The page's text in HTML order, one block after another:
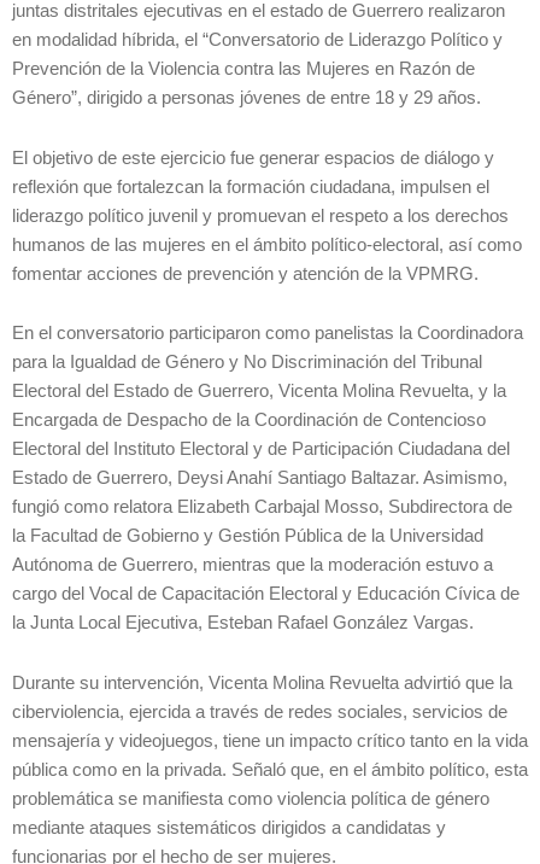
juntas distritales ejecutivas en el estado de Guerrero realizaron
en modalidad híbrida, el “Conversatorio de Liderazgo Político y
Prevención de la Violencia contra las Mujeres en Razón de
Género”, dirigido a personas jóvenes de entre 18 y 29 años.
El objetivo de este ejercicio fue generar espacios de diálogo y
reflexión que fortalezcan la formación ciudadana, impulsen el
liderazgo político juvenil y promuevan el respeto a los derechos
humanos de las mujeres en el ámbito político-electoral, así como
fomentar acciones de prevención y atención de la VPMRG.
En el conversatorio participaron como panelistas la Coordinadora
para la Igualdad de Género y No Discriminación del Tribunal
Electoral del Estado de Guerrero, Vicenta Molina Revuelta, y la
Encargada de Despacho de la Coordinación de Contencioso
Electoral del Instituto Electoral y de Participación Ciudadana del
Estado de Guerrero, Deysi Anahí Santiago Baltazar. Asimismo,
fungió como relatora Elizabeth Carbajal Mosso, Subdirectora de
la Facultad de Gobierno y Gestión Pública de la Universidad
Autónoma de Guerrero, mientras que la moderación estuvo a
cargo del Vocal de Capacitación Electoral y Educación Cívica de
la Junta Local Ejecutiva, Esteban Rafael González Vargas.
Durante su intervención, Vicenta Molina Revuelta advirtió que la
ciberviolencia, ejercida a través de redes sociales, servicios de
mensajería y videojuegos, tiene un impacto crítico tanto en la vida
pública como en la privada. Señaló que, en el ámbito político, esta
problemática se manifiesta como violencia política de género
mediante ataques sistemáticos dirigidos a candidatas y
funcionarias por el hecho de ser mujeres.